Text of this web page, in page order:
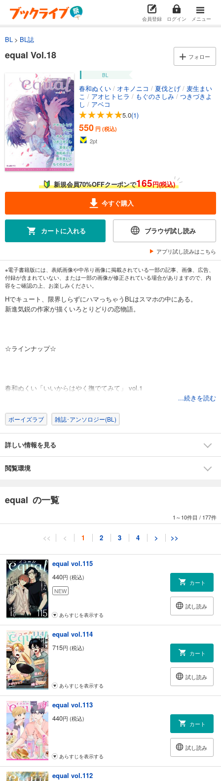
会員登録 ログイン メニュー
BL BL誌
equal Vol.18 フォロー
BL
春和ぬくい / オキノニコ / 夏伐とげ / 麦生まい
こ / アオヒトヒラ / もぐのさしみ / つきづきよ
し / アベコ
5.0(1)
550 円 (税込)
2pt
新規会員70%OFFクーポンで165円(税込)
今すぐ購入
カートに入れる ブラウザ試し読み
アプリ試し読みはこちら
※電子書籍版には、表紙画像や中吊り画像に掲載されている一部の記事、画像、広告、
付録が含まれていない、または一部の画像が修正されている場合がありますので、内
容をご確認の上、お楽しみください。
Hでキュート、限界しらずにハマっちゃうBLはスマホの中にある。
新進気鋭の作家が描くいろとりどりの恋物語。
☆ラインナップ☆
春和ぬくい「いいからはやく撫でてみて」 vol.1
麦生まいこ「INSIDE OUR ROOM」前編
アオヒトヒラ「あいつと俺の「好き」の顛末」vol.2
つきづきよし「俺でいいの、水戸くん」vol.3
アベコ「恋愛分岐点」vol.3
...続きを読む
ボーイズラブ 雑誌･アンソロジー(BL)
詳しい情報を見る
閲覧環境
equal の一覧
1～10件目 / 177件
<< < 1 2 3 4 > >>
equal vol.115
440円 (税込)
NEW
カート
試し読み
あらすじを表示する
equal vol.114
715円 (税込)
カート
試し読み
あらすじを表示する
equal vol.113
440円 (税込)
カート
試し読み
あらすじを表示する
equal vol.112